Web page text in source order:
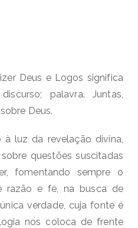
Deus e Logos significa
palavra. Juntas,
Deus.
luz da revelação divina,
questões suscitadas
fomentando sempre o
razão e fé, na busca de
verdade, cuja fonte é
nos coloca de frente